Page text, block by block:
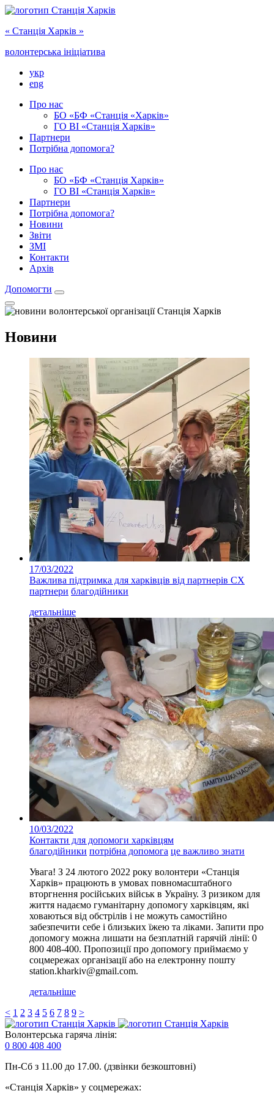
« Cтанція Харків »
волонтерська ініціатива
укр
eng
Про нас
БО «БФ «Станція «Харків»
ГО ‎ВІ «‎Станція Харків»
Партнери
Потрібна допомога?
Про нас
БО ‎«БФ «Станція Харків»
ГО ВІ «Станція Харків»
Партнери
Потрібна допомога?
Новини
Звіти
ЗМІ
Контакти
Архів
Допомогти
Новини
17/03/2022
Важлива підтримка для харківців від партнерів СХ
партнери благодійники
детальніше
10/03/2022
Контакти для допомоги харківцям
благодійники потрібна допомога це важливо знати
Увага! З 24 лютого 2022 року волонтери «‎Станція
Харків» працюють в умовах повномасштабного
вторгнення російських військ в Україну. З ризиком для
життя надаємо гуманітарну допомогу харківцям, які
ховаються від обстрілів і не можуть самостійно
забезпечити себе і близьких їжею та ліками. Запити про
допомогу можна лишати на безплатній гарячій лінії: 0
800 408-400. Пропозиції про допомогу приймаємо у
соцмережах організації або на електронну пошту
station.kharkiv@gmail.com.
детальніше
< 1 2 3 4 5 6 7 8 9 >
Волонтерська гаряча лінія:
0 800 408 400
Пн-Сб з 11.00 до 17.00. (дзвінки безкоштовні)
«Станція Харків» у соцмережах: